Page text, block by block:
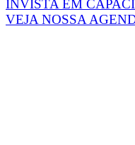
INVISTA EM
VEJA NOSSA